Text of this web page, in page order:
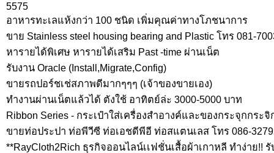
5575
อาหารทะเลแห้งกว่า 100 ชนิด เพิ่มคุณค่าทางโภชนาการ
ขาย Stainless steel housing bearing and Plastic โทร 081-
หารายได้พิเศษ หารายได้เสริม Past -time ผ่านเน็ต
รับงาน Oracle (Install,Migrate,Config)
ขายรถปอร์ชเช่สภาพดีมากๆๆๆ (เจ้าของขายเอง)
ทำงานผ่านเน็ตแล้วได้ ตังใช้ อาทิตย์ล่ะ 3000-5000 บาท
Ribbon Series - กระเป๋าใส่เครื่องสำอางค์และของกระจุกกระ
ขายท่อประปา ท่อพีวีซี ท่อเอชดีพีอี ท่อสแตนเลส โทร 086-
**RayCloth2Rich ธุรกิจออนไลน์เเฟชั่นเสื้อผ้าเกาหลี ทำง่าย!! รั